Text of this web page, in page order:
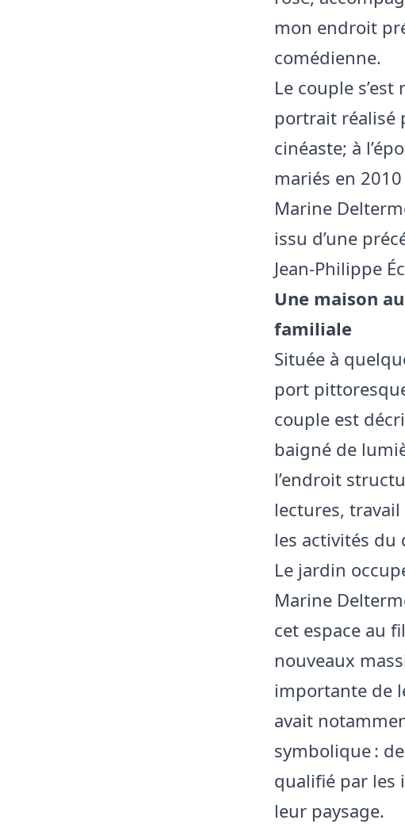
mon endroit
comédienne.
Le couple
portrait réalisé
cinéaste; à
mariés en
Marine
issu d’une
Jean‑Philippe
Une maison
familiale
Située à
port
couple est
baigné de
l’endroit
lectures,
les activités du
Le jardin
Marine
cet espace au
nouveaux
importante de
avait
symbolique :
qualifié par les
leur paysage.